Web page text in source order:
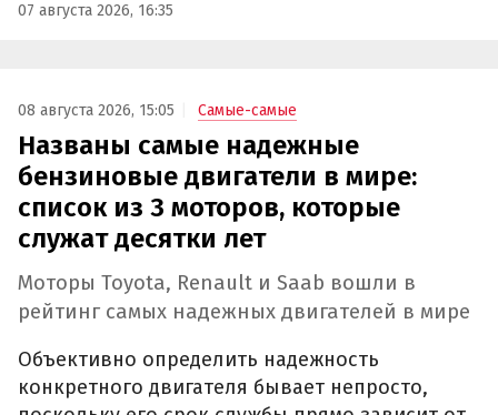
07 августа 2026, 16:35
08 августа 2026, 15:05 Самые-самые
Названы самые надежные
бензиновые двигатели в мире:
список из 3 моторов, которые
служат десятки лет
Моторы Toyota, Renault и Saab вошли в
рейтинг самых надежных двигателей в мире
Объективно определить надежность
конкретного двигателя бывает непросто,